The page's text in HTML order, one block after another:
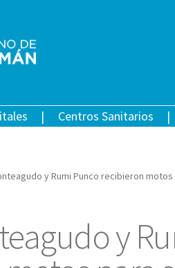
Centros Sanitarios
y Rumi Punco recibieron
y